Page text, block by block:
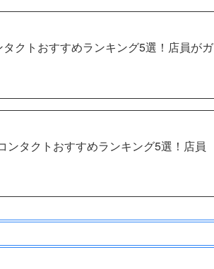
タクトおすすめランキング5選！店員がガ
ンタクトおすすめランキング5選！店員